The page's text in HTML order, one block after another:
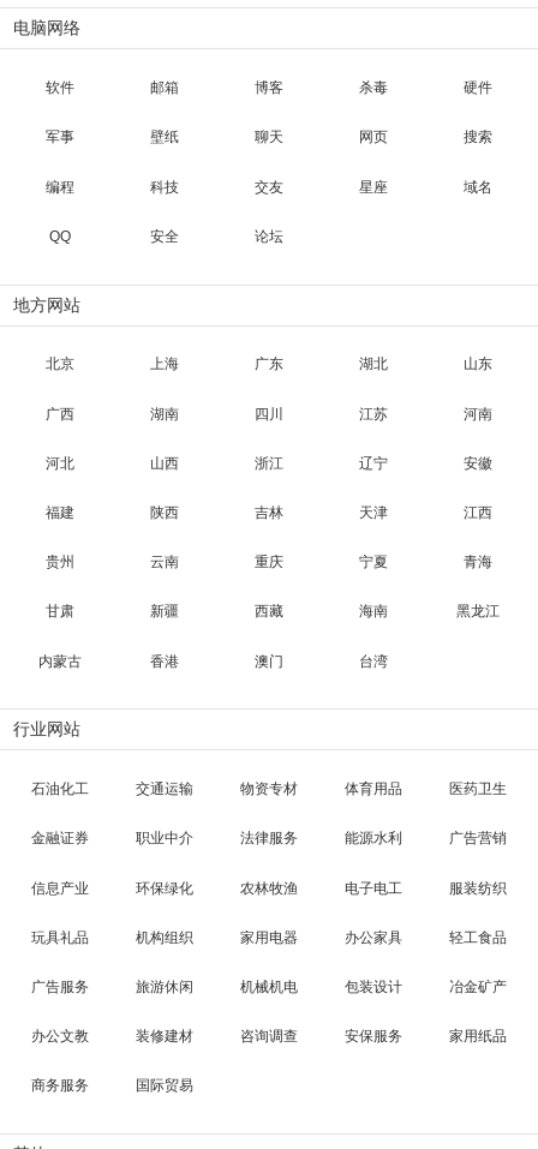
电脑网络
软件 邮箱 博客 杀毒 硬件
军事 壁纸 聊天 网页 搜索
编程 科技 交友 星座 域名
QQ 安全 论坛
地方网站
北京 上海 广东 湖北 山东
广西 湖南 四川 江苏 河南
河北 山西 浙江 辽宁 安徽
福建 陕西 吉林 天津 江西
贵州 云南 重庆 宁夏 青海
甘肃 新疆 西藏 海南 黑龙江
内蒙古 香港 澳门 台湾
行业网站
石油化工 交通运输 物资专材 体育用品 医药卫生
金融证券 职业中介 法律服务 能源水利 广告营销
信息产业 环保绿化 农林牧渔 电子电工 服装纺织
玩具礼品 机构组织 家用电器 办公家具 轻工食品
广告服务 旅游休闲 机械机电 包装设计 冶金矿产
办公文教 装修建材 咨询调查 安保服务 家用纸品
商务服务 国际贸易